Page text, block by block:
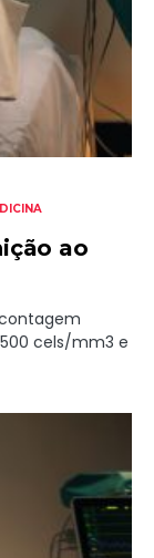
ao
cels/mm3 e